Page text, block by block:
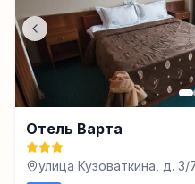
Отель Варта
улица Кузоваткина, д.